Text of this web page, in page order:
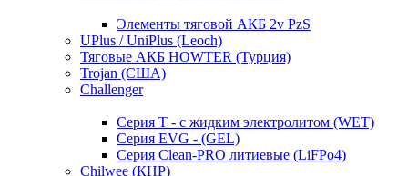
Элементы тяговой АКБ 2v PzS
UPlus / UniPlus (Leoch)
Тяговые АКБ HOWTER (Турция)
Trojan (США)
Challenger
Серия T - с жидким электролитом (WET)
Серия EVG - (GEL)
Серия Clean-PRO литиевые (LiFPo4)
Chilwee (КНР)